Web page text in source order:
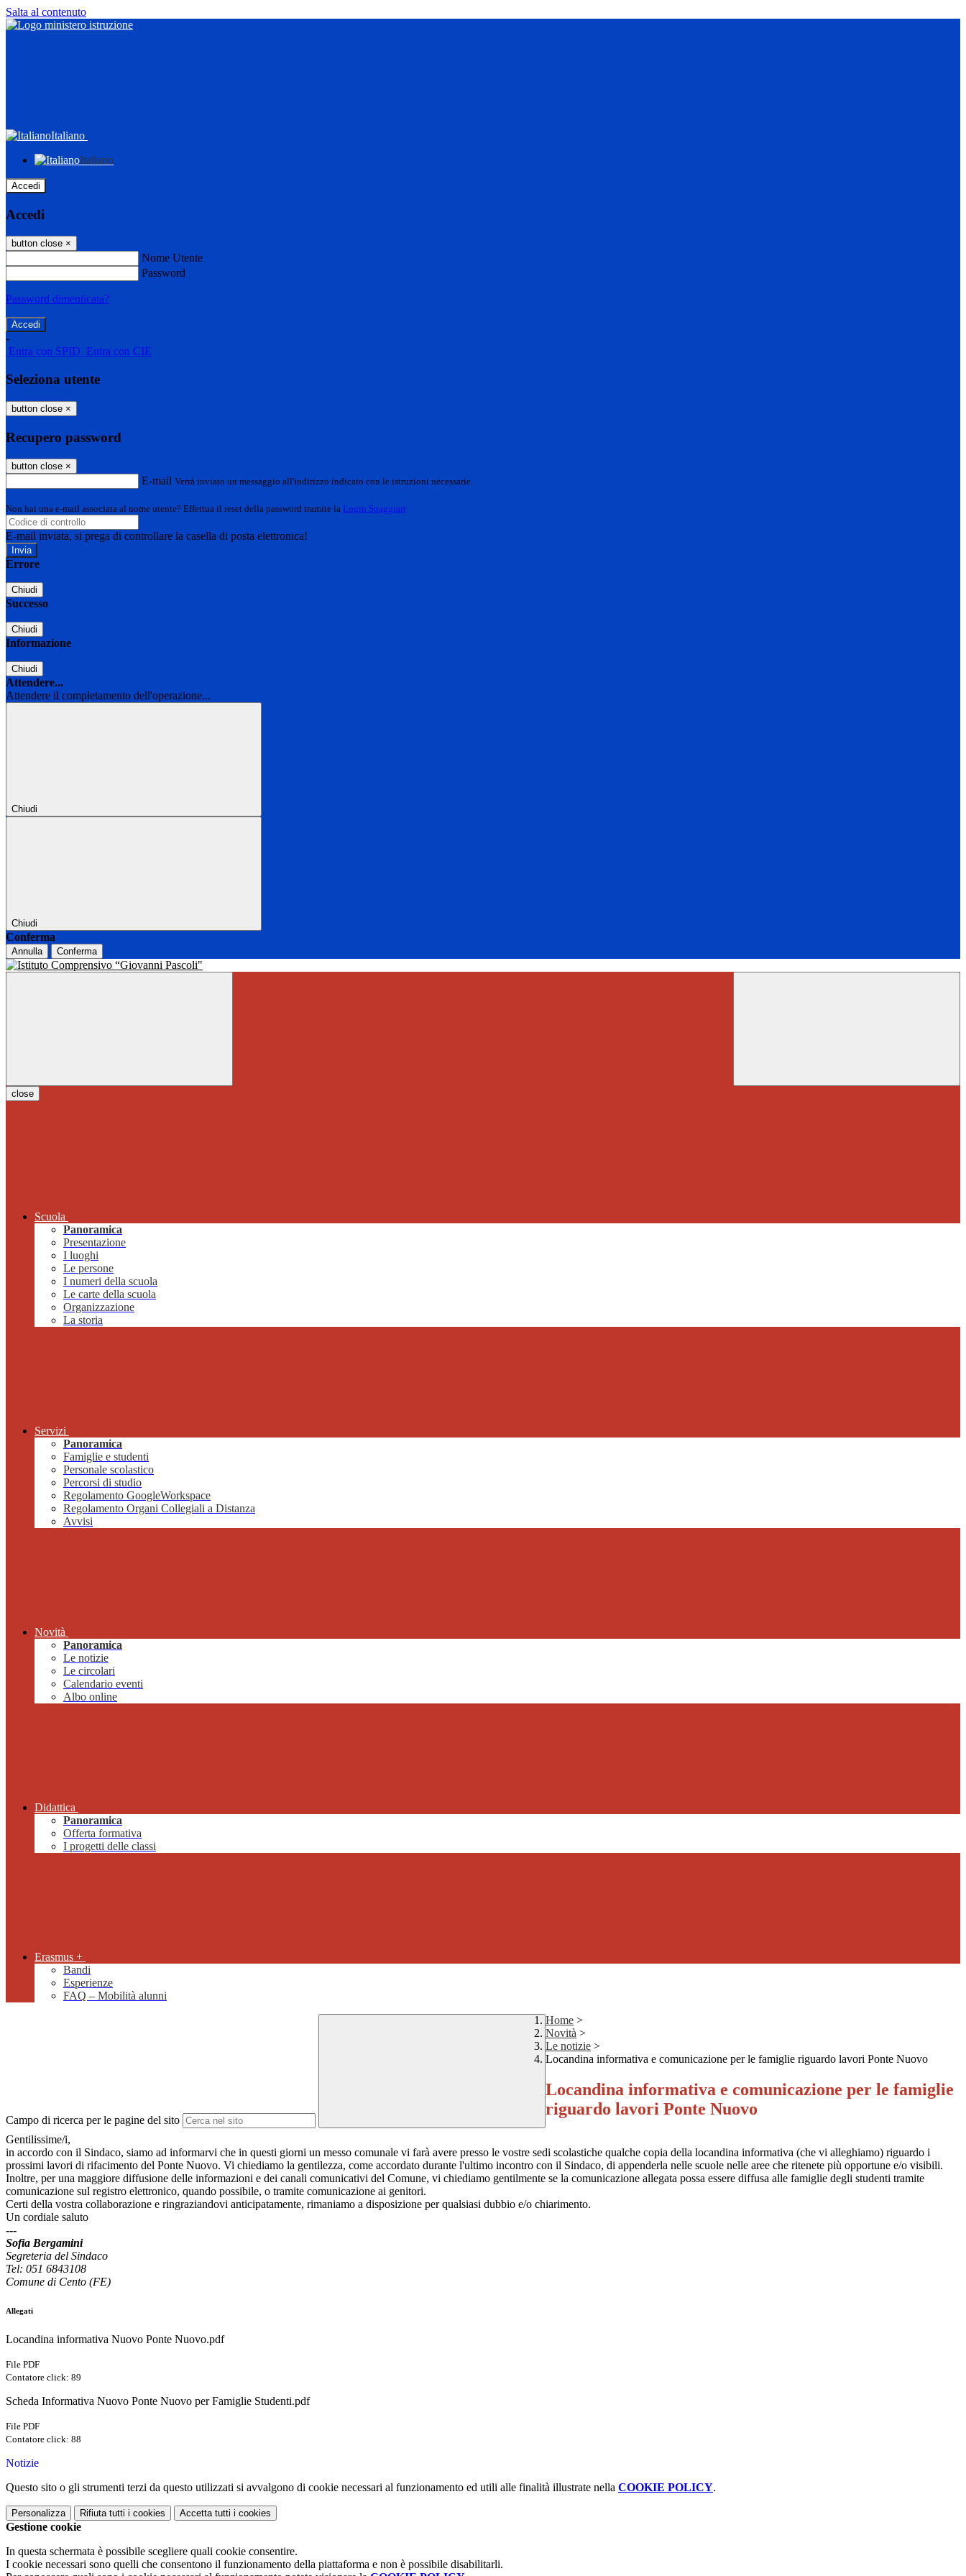
Salta al contenuto
Italiano
Italiano
Accedi
Accedi
button close ×
Nome Utente
Password
Password dimenticata?
-
Entra con SPID Entra con CIE
Seleziona utente
button close ×
Recupero password
button close ×
E-mail Verrà inviato un messaggio all'indirizzo indicato con le istruzioni necessarie.
Non hai una e-mail associata al nome utente? Effettua il reset della password tramite la Login Spaggiari
E-mail inviata, si prega di controllare la casella di posta elettronica!
Errore
Chiudi
Successo
Chiudi
Informazione
Chiudi
Attendere...
Attendere il completamento dell'operazione...
Chiudi
Chiudi
Conferma
Annulla Conferma
close
Scuola
Panoramica
Presentazione
I luoghi
Le persone
I numeri della scuola
Le carte della scuola
Organizzazione
La storia
Servizi
Panoramica
Famiglie e studenti
Personale scolastico
Percorsi di studio
Regolamento GoogleWorkspace
Regolamento Organi Collegiali a Distanza
Avvisi
Novità
Panoramica
Le notizie
Le circolari
Calendario eventi
Albo online
Didattica
Panoramica
Offerta formativa
I progetti delle classi
Erasmus +
Bandi
Esperienze
FAQ – Mobilità alunni
Campo di ricerca per le pagine del sito
Home >
Novità >
Le notizie >
Locandina informativa e comunicazione per le famiglie riguardo lavori Ponte Nuovo
Locandina informativa e comunicazione per le famiglie
riguardo lavori Ponte Nuovo
Gentilissime/i,
in accordo con il Sindaco, siamo ad informarvi che in questi giorni un messo comunale vi farà avere presso le vostre sedi scolastiche qualche copia della locandina informativa (che vi alleghiamo) riguardo i
prossimi lavori di rifacimento del Ponte Nuovo. Vi chiediamo la gentilezza, come accordato durante l'ultimo incontro con il Sindaco, di appenderla nelle scuole nelle aree che ritenete più opportune e/o visibili.
Inoltre, per una maggiore diffusione delle informazioni e dei canali comunicativi del Comune, vi chiediamo gentilmente se la comunicazione allegata possa essere diffusa alle famiglie degli studenti tramite
comunicazione sul registro elettronico, quando possibile, o tramite comunicazione ai genitori.
Certi della vostra collaborazione e ringraziandovi anticipatamente, rimaniamo a disposizione per qualsiasi dubbio e/o chiarimento.
Un cordiale saluto
---
Sofia Bergamini
Segreteria del Sindaco
Tel: 051 6843108
Comune di Cento (FE)
Allegati
Locandina informativa Nuovo Ponte Nuovo.pdf
File PDF
Contatore click: 89
Scheda Informativa Nuovo Ponte Nuovo per Famiglie Studenti.pdf
File PDF
Contatore click: 88
Notizie
Questo sito o gli strumenti terzi da questo utilizzati si avvalgono di cookie necessari al funzionamento ed utili alle finalità illustrate nella COOKIE POLICY.
Personalizza Rifiuta tutti i cookies Accetta tutti i cookies
Gestione cookie
In questa schermata è possibile scegliere quali cookie consentire.
I cookie necessari sono quelli che consentono il funzionamento della piattaforma e non è possibile disabilitarli.